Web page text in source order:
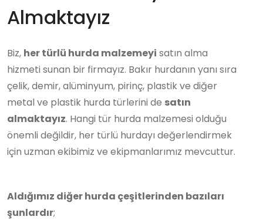
Almaktayız
Biz, her türlü hurda malzemeyi satın alma
hizmeti sunan bir firmayız. Bakır hurdanın yanı sıra
çelik, demir, alüminyum, pirinç, plastik ve diğer
metal ve plastik hurda türlerini de satın
almaktayız. Hangi tür hurda malzemesi olduğu
önemli değildir, her türlü hurdayı değerlendirmek
için uzman ekibimiz ve ekipmanlarımız mevcuttur.
Aldığımız diğer hurda çeşitlerinden bazıları
şunlardır;